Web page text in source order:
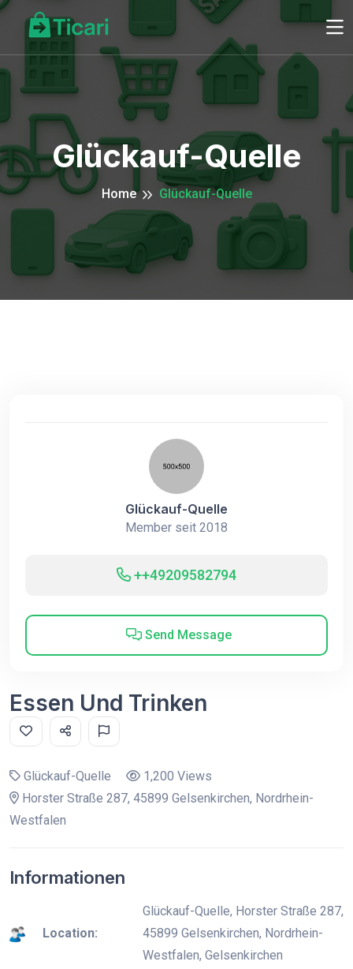
Glückauf-Quelle
Home Glückauf-Quelle
Glückauf-Quelle
Member seit 2018
++49209582794
Send Message
Essen Und Trinken
Glückauf-Quelle
1,200 Views
Horster Straße 287, 45899 Gelsenkirchen, Nordrhein-
Westfalen
Informationen
Location:
Glückauf-Quelle, Horster Straße 287,
45899 Gelsenkirchen, Nordrhein-
Westfalen, Gelsenkirchen